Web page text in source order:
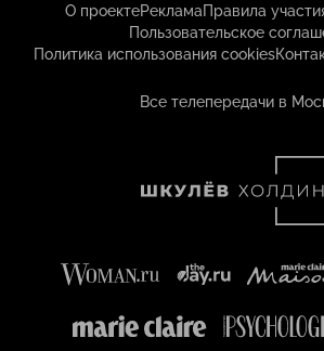
О проектеРекламаПравила
Пользовательское
Политика использования cookies
Все телепередачи в